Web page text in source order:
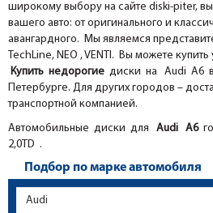
широкому выбору на сайте diski-piter,
вашего авто: от оригинального и
авангардного. Мы являемся
TechLine, NEO , VENTI. Вы можете
Купить недорогие диски на Audi A6
Петербурге. Для других городов –
транспортной компанией.
Автомобильные диски для
Audi A6
2,0TD .
Подбор по марке автомобиля